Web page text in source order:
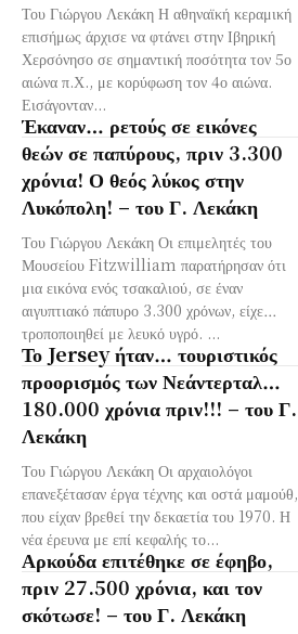
Του Γιώργου Λεκάκη Η αθηναϊκή κεραμική
επισήμως άρχισε να φτάνει στην Ιβηρική
Χερσόνησο σε σημαντική ποσότητα τον 5ο
αιώνα π.Χ., με κορύφωση τον 4ο αιώνα.
Εισάγονταν...
Έκαναν… ρετούς σε εικόνες
θεών σε παπύρους, πριν 3.300
χρόνια! Ο θεός λύκος στην
Λυκόπολη! – του Γ. Λεκάκη
Του Γιώργου Λεκάκη Οι επιμελητές του
Μουσείου Fitzwilliam παρατήρησαν ότι
μια εικόνα ενός τσακαλιού, σε έναν
αιγυπτιακό πάπυρο 3.300 χρόνων, είχε…
τροποποιηθεί με λευκό υγρό. ...
Το Jersey ήταν… τουριστικός
προορισμός των Νεάντερταλ…
180.000 χρόνια πριν!!! – του Γ.
Λεκάκη
Του Γιώργου Λεκάκη Οι αρχαιολόγοι
επανεξέτασαν έργα τέχνης και οστά μαμούθ,
που είχαν βρεθεί την δεκαετία του 1970. Η
νέα έρευνα με επί κεφαλής το...
Αρκούδα επιτέθηκε σε έφηβο,
πριν 27.500 χρόνια, και τον
σκότωσε! – του Γ. Λεκάκη